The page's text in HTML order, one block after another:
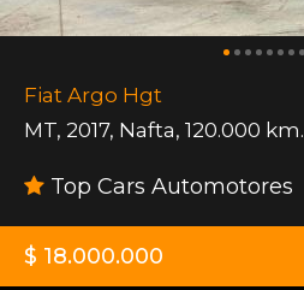
Fiat Argo Hgt
MT, 2017, Nafta, 120.000 km.
Top Cars Automotores
$ 18.000.000